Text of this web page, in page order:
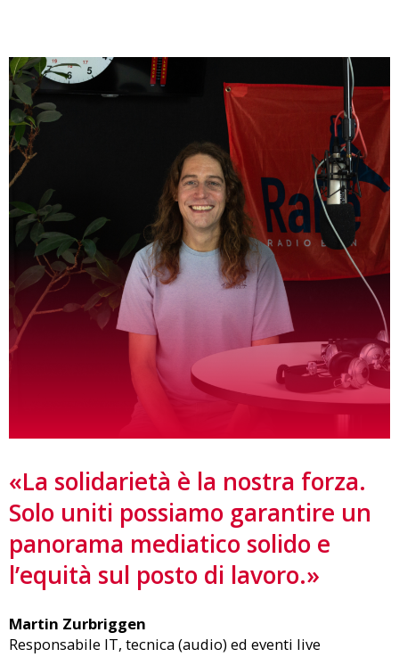
«La solidarietà è la nostra forza.
Solo uniti possiamo garantire un
panorama mediatico solido e
l’equità sul posto di lavoro.»
Martin Zurbriggen
Responsabile IT, tecnica (audio) ed eventi live